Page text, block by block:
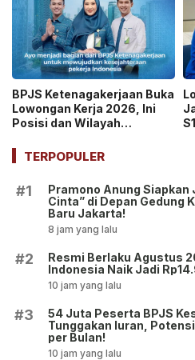
BPJS Ketenagakerjaan Buka
Lowongan Kerja 2026, Ini
Posisi dan Wilayah
TERPOPULER
#1
Pramono Anung Siapkan
Cinta” di Depan Gedung
Baru Jakarta!
8 jam yang lalu
#2
Resmi Berlaku Agustus
Indonesia Naik Jadi
10 jam yang lalu
#3
54 Juta Peserta BPJS
Tunggakan Iuran,
per Bulan!
10 jam yang lalu